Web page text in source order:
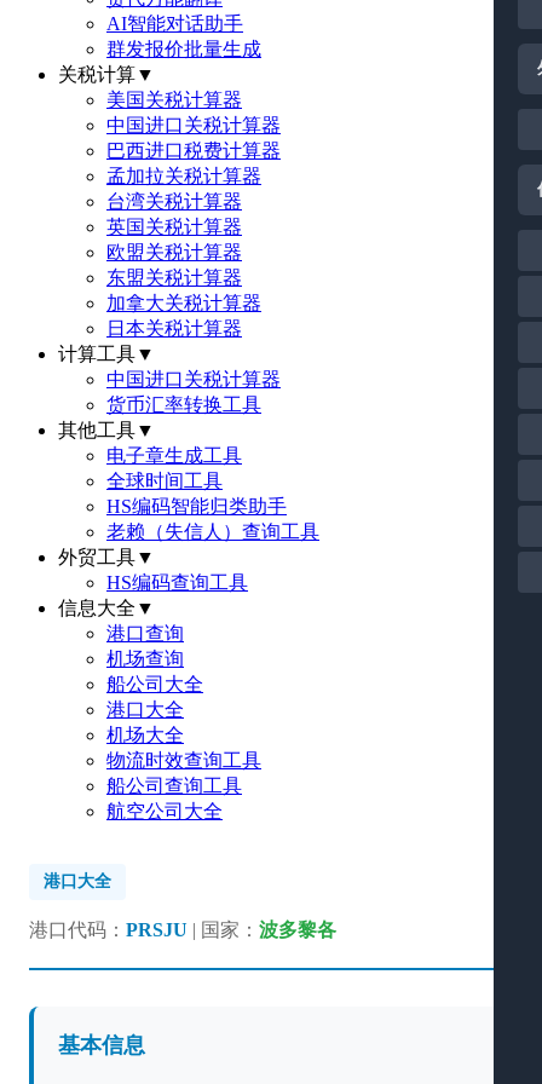
AI智能对话助手
群发报价批量生成
关税计算▼
美国关税计算器
中国进口关税计算器
巴西进口税费计算器
孟加拉关税计算器
台湾关税计算器
英国关税计算器
欧盟关税计算器
东盟关税计算器
加拿大关税计算器
日本关税计算器
计算工具▼
中国进口关税计算器
货币汇率转换工具
其他工具▼
电子章生成工具
全球时间工具
HS编码智能归类助手
老赖（失信人）查询工具
外贸工具▼
HS编码查询工具
信息大全 ▼
港口查询
机场查询
船公司大全
港口大全
机场大全
物流时效查询工具
船公司查询工具
航空公司大全
港口大全
港口代码： PRSJU | 国家： 波多黎各
基本信息